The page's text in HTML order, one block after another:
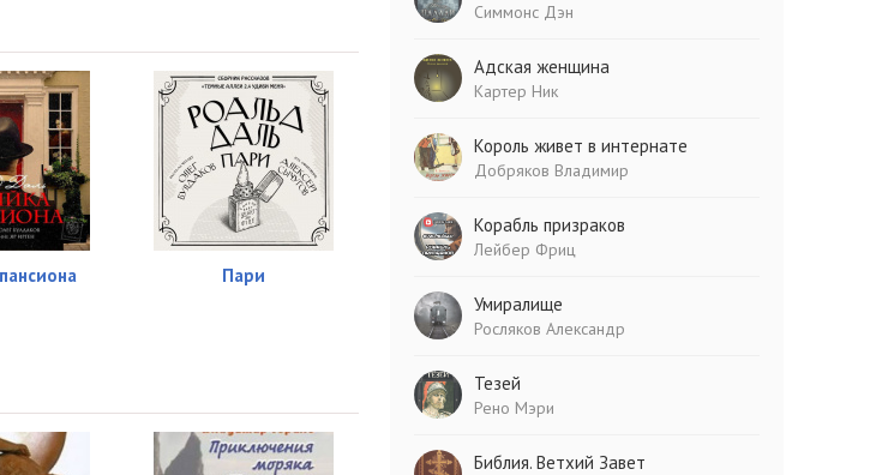
Пари
Симмонс Дэн
Адская женщина
Картер Ник
Король живет в интернате
Добряков Владимир
Корабль призраков
Лейбер Фриц
Умиралище
Росляков Александр
Тезей
Рено Мэри
Библия. Ветхий Завет